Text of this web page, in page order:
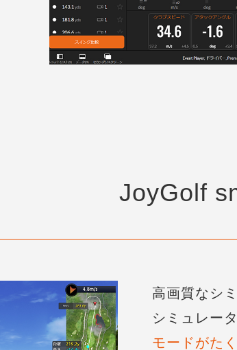
JoyGolf
高画質なシ
シミュレー
モードがた